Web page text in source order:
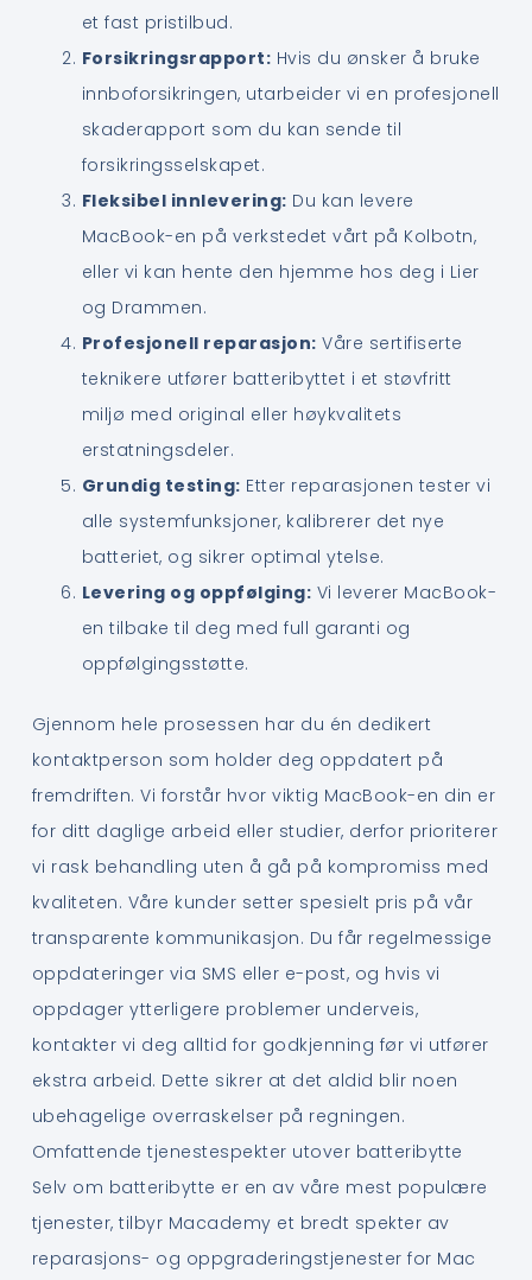
et fast pristilbud.
Forsikringsrapport: Hvis du ønsker å bruke
innboforsikringen, utarbeider vi en profesjonell
skaderapport som du kan sende til
forsikringsselskapet.
Fleksibel innlevering: Du kan levere
MacBook-en på verkstedet vårt på Kolbotn,
eller vi kan hente den hjemme hos deg i Lier
og Drammen.
Profesjonell reparasjon: Våre sertifiserte
teknikere utfører batteribyttet i et støvfritt
miljø med original eller høykvalitets
erstatningsdeler.
Grundig testing: Etter reparasjonen tester vi
alle systemfunksjoner, kalibrerer det nye
batteriet, og sikrer optimal ytelse.
Levering og oppfølging: Vi leverer MacBook-
en tilbake til deg med full garanti og
oppfølgingsstøtte.
Gjennom hele prosessen har du én dedikert
kontaktperson som holder deg oppdatert på
fremdriften. Vi forstår hvor viktig MacBook-en din er
for ditt daglige arbeid eller studier, derfor prioriterer
vi rask behandling uten å gå på kompromiss med
kvaliteten. Våre kunder setter spesielt pris på vår
transparente kommunikasjon. Du får regelmessige
oppdateringer via SMS eller e-post, og hvis vi
oppdager ytterligere problemer underveis,
kontakter vi deg alltid for godkjenning før vi utfører
ekstra arbeid. Dette sikrer at det aldid blir noen
ubehagelige overraskelser på regningen.
Omfattende tjenestespekter utover batteribytte
Selv om batteribytte er en av våre mest populære
tjenester, tilbyr Macademy et bredt spekter av
reparasjons- og oppgraderingstjenester for Mac